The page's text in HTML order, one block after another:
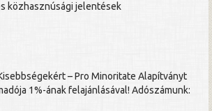
közhasznúsági jelentések
– Pro Minoritate Alapítványt
1%-ának felajánlásával! Adószámunk: